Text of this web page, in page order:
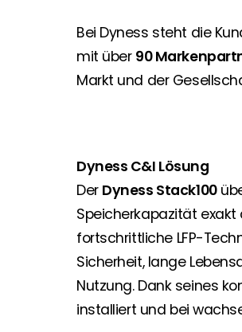
Wenn Sie auf der Suche
Bei Dyness steht die
mit über 90
Markt und der
Dyness C&I Lösung
Der Dyness Stack100
Speicherkapazität exakt
fortschrittliche LFP-
Sicherheit, lange
Nutzung. Dank seines
installiert und bei